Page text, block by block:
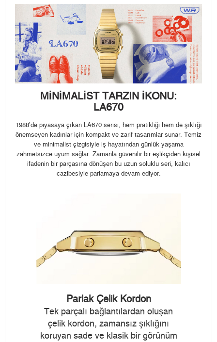
MİNİMALİST TARZIN İKONU:
LA670
1988’de piyasaya çıkan LA670 serisi, hem pratikliği hem de şıklığı
önemseyen kadınlar için kompakt ve zarif tasarımlar sunar. Temiz
ve minimalist çizgisiyle iş hayatından günlük yaşama
zahmetsizce uyum sağlar. Zamanla güvenilir bir eşlikçiden kişisel
ifadenin bir parçasına dönüşen bu uzun soluklu seri, kalıcı
cazibesiyle parlamaya devam ediyor.
Parlak Çelik Kordon
Tek parçalı bağlantılardan oluşan
çelik kordon, zamansız şıklığını
koruyan sade ve klasik bir görünüm